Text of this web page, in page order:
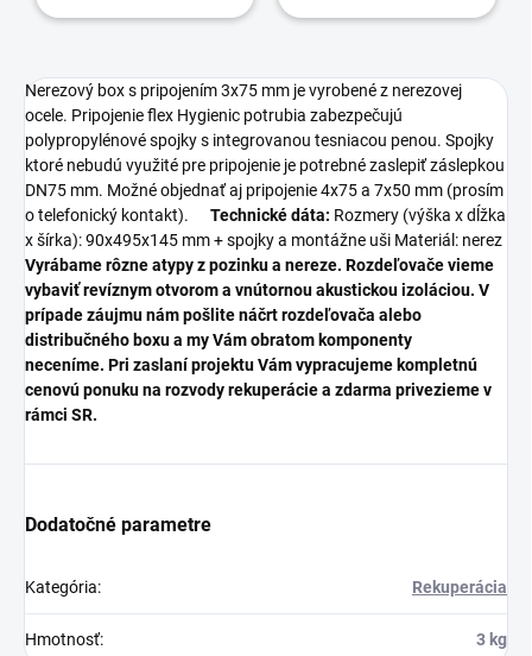
Nerezový box s pripojením 3x75 mm je vyrobené z nerezovej
ocele. Pripojenie flex Hygienic potrubia zabezpečujú
polypropylénové spojky s integrovanou tesniacou penou. Spojky
ktoré nebudú využité pre pripojenie je potrebné zaslepiť záslepkou
DN75 mm. Možné objednať aj pripojenie 4x75 a 7x50 mm (prosím
o telefonický kontakt).
Technické dáta: Rozmery (výška x dĺžka
x šírka): 90x495x145 mm + spojky a montážne uši Materiál: nerez
Vyrábame rôzne atypy z pozinku a nereze. Rozdeľovače vieme
vybaviť revíznym otvorom a vnútornou akustickou izoláciou. V
prípade záujmu nám pošlite náčrt rozdeľovača alebo
distribučného boxu a my Vám obratom komponenty
neceníme. Pri zaslaní projektu Vám vypracujeme kompletnú
cenovú ponuku na rozvody rekuperácie a zdarma privezieme v
rámci SR.
Dodatočné parametre
Kategória: Rekuperácia
Hmotnosť: 3 kg